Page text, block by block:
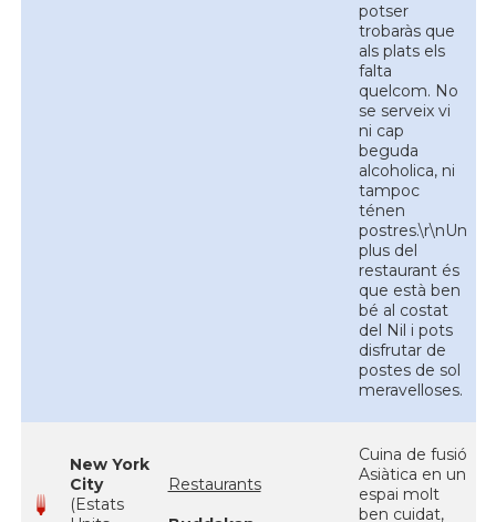
potser
trobaràs que
als plats els
falta
quelcom. No
se serveix vi
ni cap
beguda
alcoholica, ni
tampoc
ténen
postres.\r\nUn
plus del
restaurant és
que està ben
bé al costat
del Nil i pots
disfrutar de
postes de sol
meravelloses.
New York
City
(Estats
Restaurants
Cuina de fusió
Asiàtica en un
espai molt
ben cuidat,